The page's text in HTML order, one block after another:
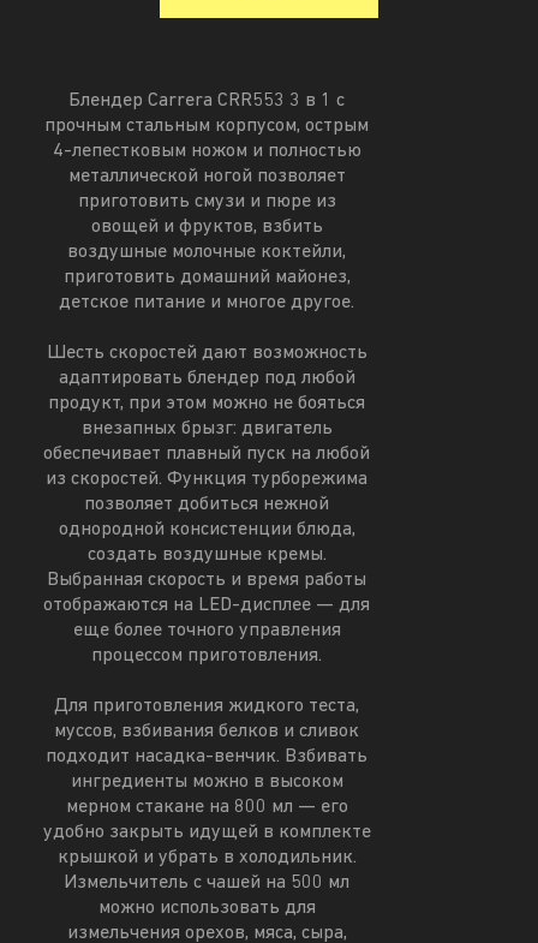
Блендер Carrera CRR553 3 в 1 с
прочным стальным корпусом, острым
4-лепестковым ножом и полностью
металлической ногой позволяет
приготовить смузи и пюре из
овощей и фруктов, взбить
воздушные молочные коктейли,
приготовить домашний майонез,
детское питание и многое другое.
Шесть скоростей дают возможность
адаптировать блендер под любой
продукт, при этом можно не бояться
внезапных брызг: двигатель
обеспечивает плавный пуск на любой
из скоростей. Функция турборежима
позволяет добиться нежной
однородной консистенции блюда,
создать воздушные кремы.
Выбранная скорость и время работы
отображаются на LED-дисплее — для
еще более точного управления
процессом приготовления.
Для приготовления жидкого теста,
муссов, взбивания белков и сливок
подходит насадка-венчик. Взбивать
ингредиенты можно в высоком
мерном стакане на 800 мл — его
удобно закрыть идущей в комплекте
крышкой и убрать в холодильник.
Измельчитель с чашей на 500 мл
можно использовать для
измельчения орехов, мяса, сыра,